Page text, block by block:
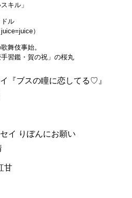
キル」
ル
）
舞伎事始。
習鑑・賀の祝」の桜丸
『ブスの瞳に恋してる♡』
イ りぼんにお願い
甘